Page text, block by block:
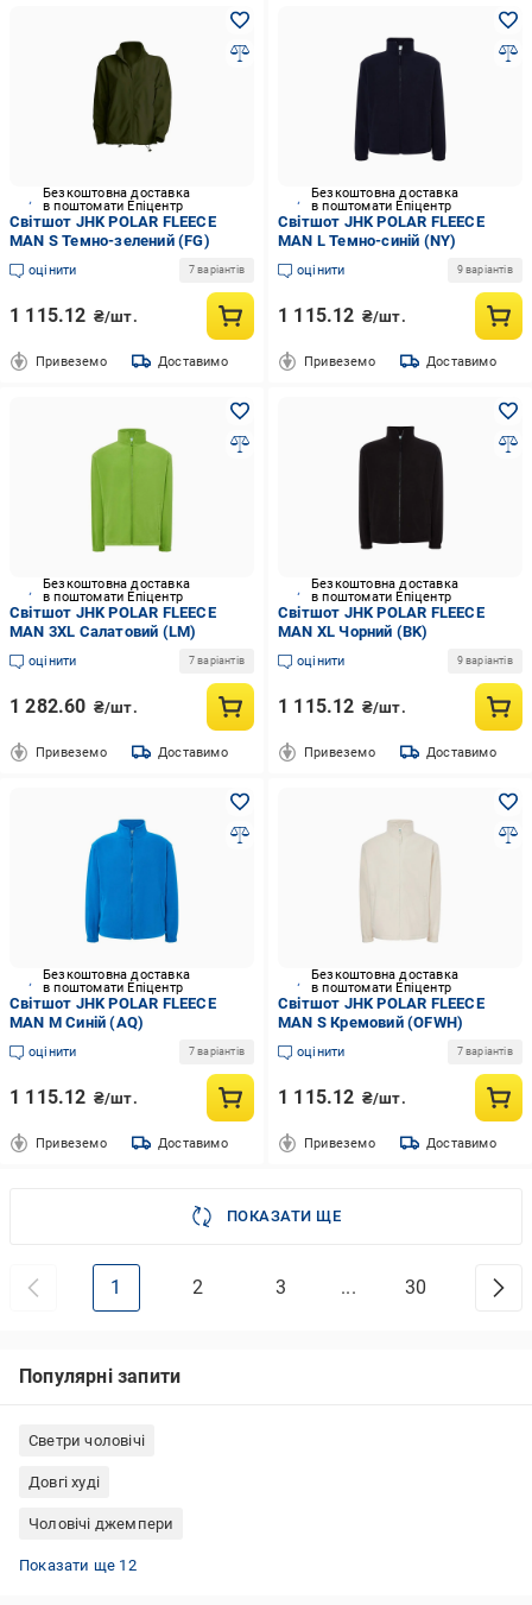
Безкоштовна доставка
в поштомати Епіцентр
Світшот JHK POLAR FLEECE
MAN S Темно-зелений (FG)
оцінити 7 варіантів
1 115.12 ₴/шт.
Привеземо Доставимо
Безкоштовна доставка
в поштомати Епіцентр
Світшот JHK POLAR FLEECE
MAN L Темно-синій (NY)
оцінити 9 варіантів
1 115.12 ₴/шт.
Привеземо Доставимо
Безкоштовна доставка
в поштомати Епіцентр
Світшот JHK POLAR FLEECE
MAN 3XL Салатовий (LM)
оцінити 7 варіантів
1 282.60 ₴/шт.
Привеземо Доставимо
Безкоштовна доставка
в поштомати Епіцентр
Світшот JHK POLAR FLEECE
MAN XL Чорний (BK)
оцінити 9 варіантів
1 115.12 ₴/шт.
Привеземо Доставимо
Безкоштовна доставка
в поштомати Епіцентр
Світшот JHK POLAR FLEECE
MAN M Синій (AQ)
оцінити 7 варіантів
1 115.12 ₴/шт.
Привеземо Доставимо
Безкоштовна доставка
в поштомати Епіцентр
Світшот JHK POLAR FLEECE
MAN S Кремовий (OFWH)
оцінити 7 варіантів
1 115.12 ₴/шт.
Привеземо Доставимо
ПОКАЗАТИ ЩЕ
1 2 3 ... 30
Популярні запити
Светри чоловічі
Довгі худі
Чоловічі джемпери
Світшоти жіночі Туреччина
Білі худі
Рожеві кардигани
Чорні светри чоловічі
Весняні кофти жіночі
Білі водолазки
Джемпери оверсайз
Кофти Puma жіночі
Реглани тактичні
Світшоти Ellesse
Чорні кофти чоловічі
Кардигани чоловічі
Показати ще 12